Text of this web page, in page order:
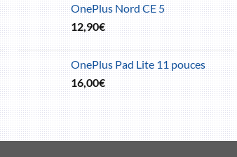
OnePlus Nord CE 5
12,90€
OnePlus Pad Lite 11 pouces
16,00€